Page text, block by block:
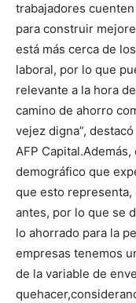
trabajadores
para construir
está más cerca de
laboral, por lo que
relevante a la hora
camino de ahorro
vejez digna”,
AFP
demográfico que
que esto representa,
antes, por lo que se
lo ahorrado para la
empresas tenemos
de la variable de